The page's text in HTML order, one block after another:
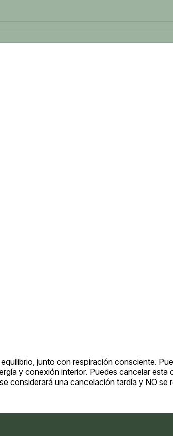
junto con respiración consciente.
y conexión interior. Puedes cancelar
considerará una cancelación tardía y NO se